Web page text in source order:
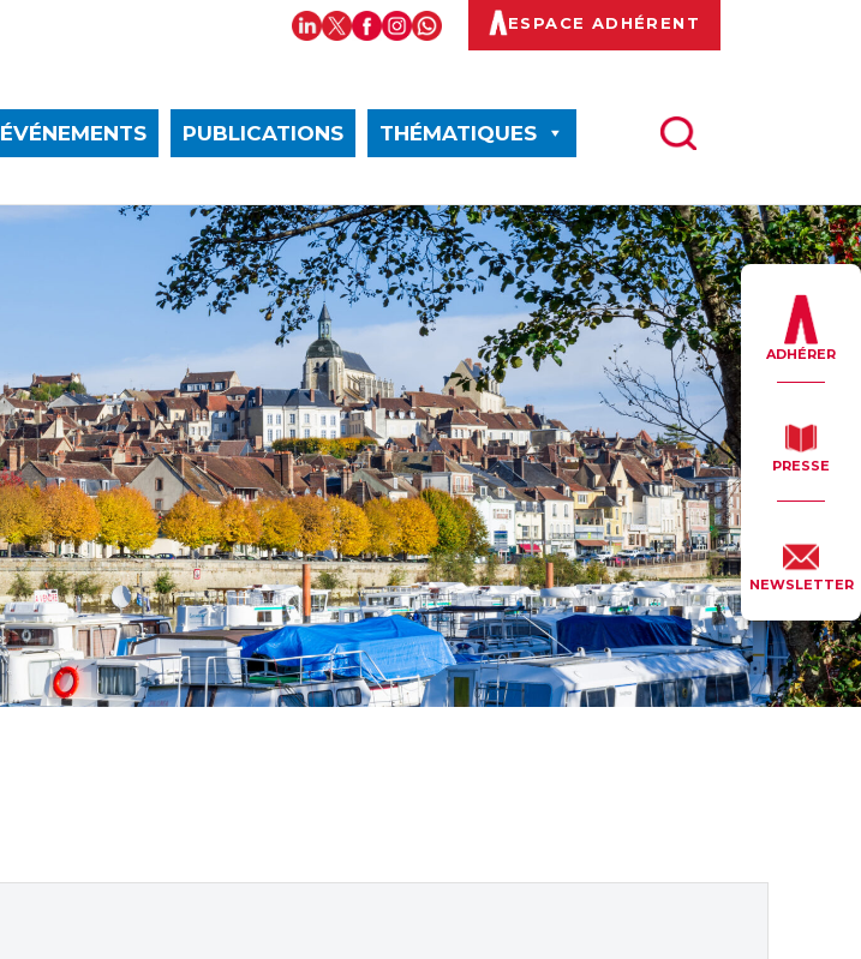
ESPACE ADHÉRENT
ÉVÉNEMENTS PUBLICATIONS THÉMATIQUES
ADHÉRER
PRESSE
NEWSLETTER